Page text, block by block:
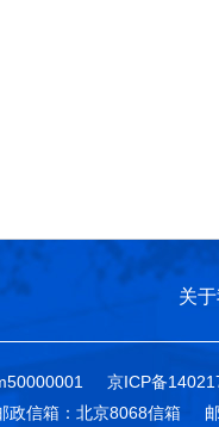
关
京ICP备
政信箱：北京8068信箱